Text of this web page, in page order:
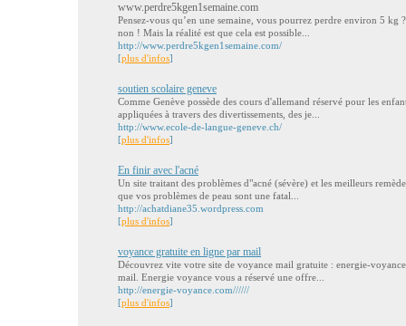
www.perdre5kgen1semaine.com
Pensez-vous qu’en une semaine, vous pourrez perdre environ 5 kg
non ! Mais la réalité est que cela est possible...
http://www.perdre5kgen1semaine.com/
[plus d'infos]
soutien scolaire geneve
Comme Genève possède des cours d'allemand réservé pour les
appliquées à travers des divertissements, des je...
http://www.ecole-de-langue-geneve.ch/
[plus d'infos]
En finir avec l'acné
Un site traitant des problèmes d"acné (sévère) et les meilleurs
que vos problèmes de peau sont une fatal...
http://achatdiane35.wordpress.com
[plus d'infos]
voyance gratuite en ligne par mail
Découvrez vite votre site de voyance mail gratuite : energie-
mail. Energie voyance vous a réservé une offre...
http://energie-voyance.com//////
[plus d'infos]